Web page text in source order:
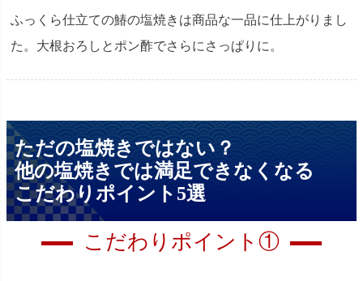
ふっくら仕立ての鰆の塩焼きは商品な一品に仕上がりまし
た。大根おろしとポン酢でさらにさっぱりに。
ただの塩焼きではない？
他の塩焼きでは満足できなくなる
こだわりポイント5選
こだわりポイント①